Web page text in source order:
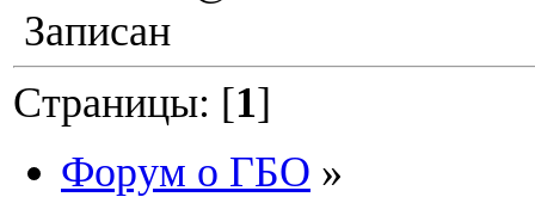
Записан
Страницы: [1]
Форум о ГБО »